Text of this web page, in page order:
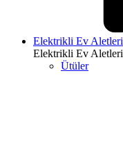
Elektrikli Ev Aletleri
Elektrikli Ev Aletleri
Ütüler